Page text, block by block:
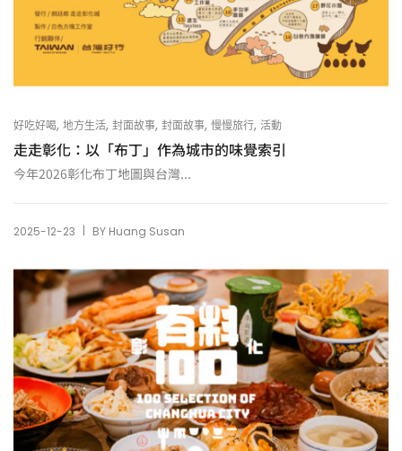
好吃好喝, 地方生活, 封面故事, 封面故事, 慢慢旅行, 活動
走走彰化：以「布丁」作為城市的味覺索引
今年2026彰化布丁地圖與台灣...
2025-12-23 | BY Huang Susan